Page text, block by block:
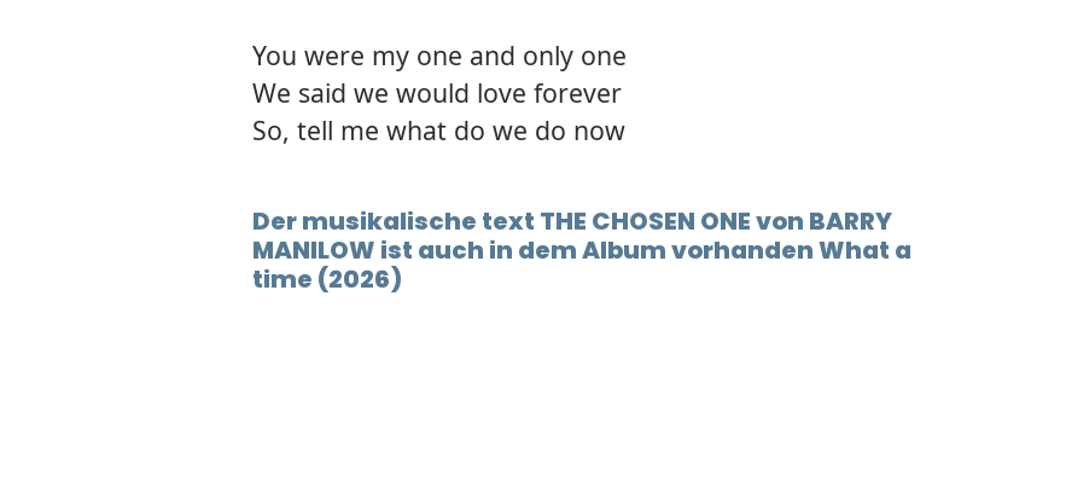
You were my one and only one
We said we would love forever
So, tell me what do we do now
Der musikalische text THE CHOSEN ONE von BARRY
MANILOW ist auch in dem Album vorhanden What a
time (2026)